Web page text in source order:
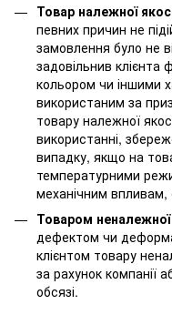
Товар належної
певних причин не
замовлення було не
задовільнив
кольором чи іншими
використаним за
товару належної
використанні,
випадку, якщо на
температурними
механічним
Товаром неналежної
дефектом чи
клієнтом товару
за рахунок компанії
обсязі.